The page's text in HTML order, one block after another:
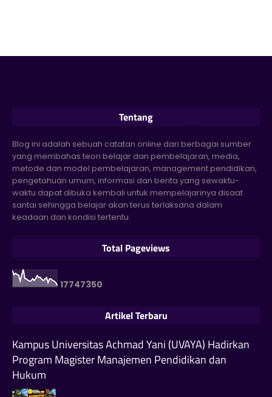
Tentang
Blog ini adalah sebuah catatan online dari berbagai sumber
yang membahas teori belajar dan pembelajaran, media,
metode dan model pembelajaran, management pendidikan,
pengetahuan umum, informasi dan berita yang sewaktu-
waktu dapat dibuka kembali untuk mempelajarinya disaat
santai sehingga belajar akan terus terlaksana dalam
keadaan dan kondisi tertentu.
Total Pageviews
17747350
Artikel Terbaru
Kampus Universitas Achmad Yani (UVAYA) Hadirkan
Program Magister Manajemen Pendidikan dan
Hukum